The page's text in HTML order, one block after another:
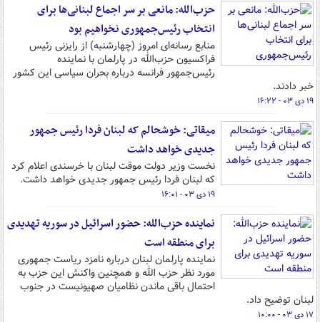
حزب‌الله: مانعی بر سر اجماع لبنانی‌ها برای
انتخاب رئیس‌جمهوری نخواهیم بود
منابع رسانه‌ای امروز (چهارشنبه) از رایزنی رئیس
فراکسیون حزب‌الله در پارلمان با نماینده
رئیس‌جمهور فرانسه درباره بحران سیاسی این کشور
خبر دادند.
۱۹ دی ۰۳ - ۱۶:۲۲
میقاتی: خوشحالم که لبنان فردا رئیس جمهور
جدیدی خواهد داشت
نخست وزیر دولت موقت لبنان با خرسندی اعلام کرد
که لبنان فردا رئیس جمهور جدیدی خواهد داشت.
۱۹ دی ۰۳ - ۱۶:۰۱
نماینده حزب‌الله: حضور اسرائیل در سوریه تهدیدی
برای منطقه است
نماینده پارلمان لبنان درباره نامزد ریاست جمهوری
مورد نظر حزب الله و همچنین واکنش این حزب به
احتمال باقی ماندن نظامیان صهیونیست در جنوب
لبنان توضیح داد.
۱۷ دی ۰۳ - ۱۰:۰۰